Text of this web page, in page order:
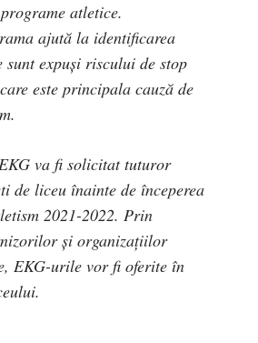
atletice.
ajută la identificarea
expuși riscului de stop
este principala cauză de
va fi solicitat tuturor
de liceu înainte de începerea
2021-2022. Prin
și organizațiilor
EKG-urile vor fi oferite în